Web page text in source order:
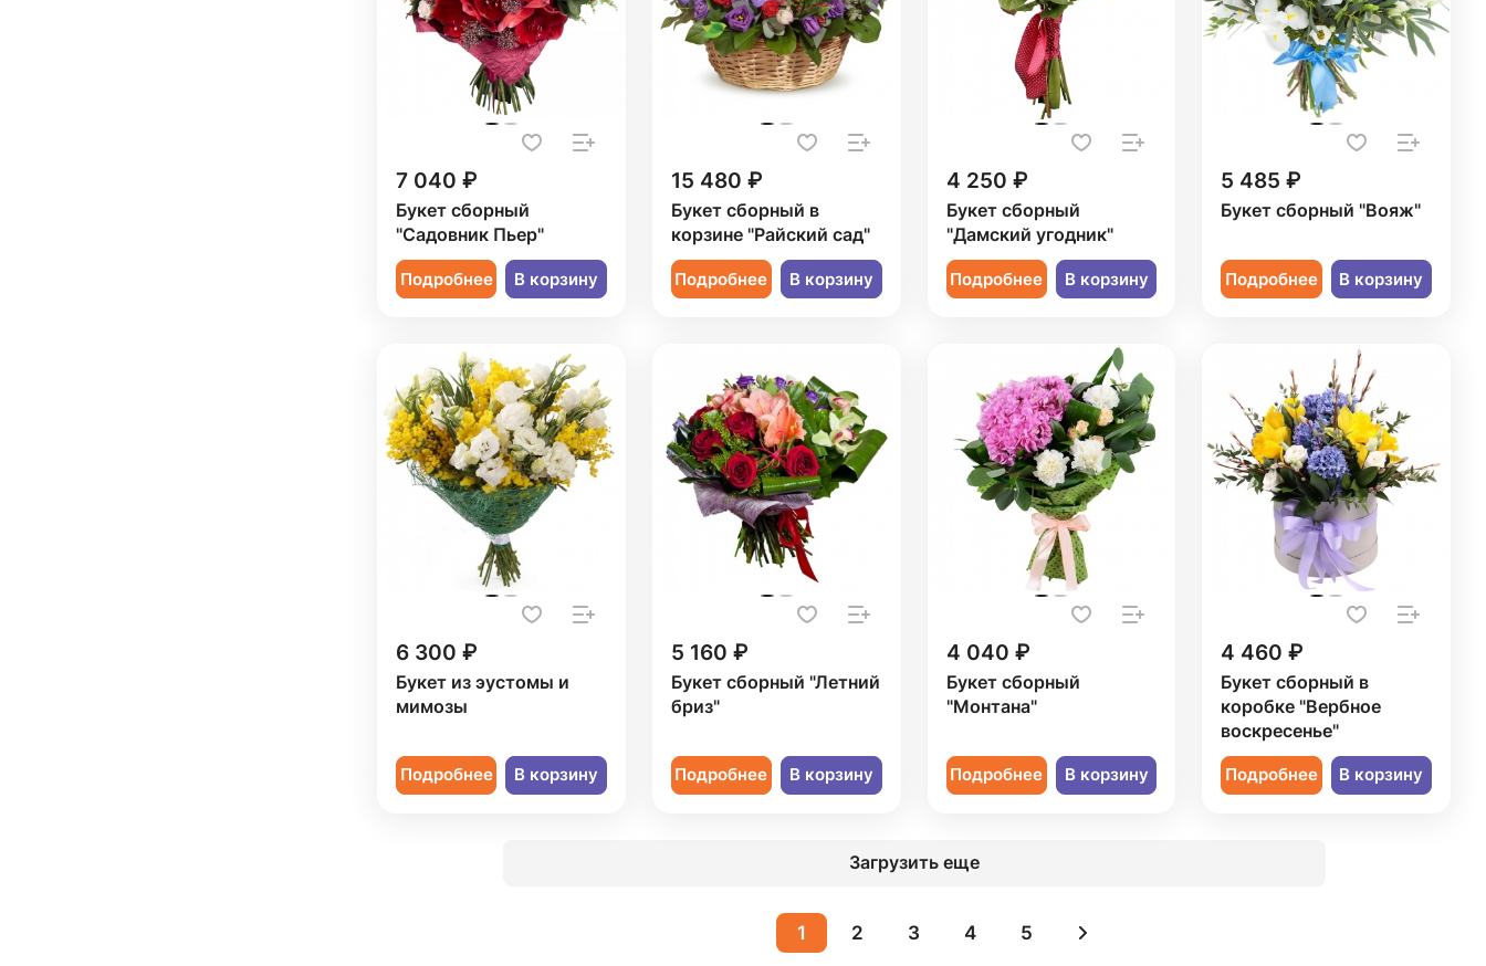
7 040 ₽
Букет сборный
"Садовник Пьер"
Подробнее В корзину
15 480 ₽
Букет сборный в
корзине "Райский сад"
Подробнее В корзину
4 250 ₽
Букет сборный
"Дамский угодник"
Подробнее В корзину
5 485 ₽
Букет сборный "Вояж"
Подробнее В корзину
6 300 ₽
Букет из эустомы и
мимозы
Подробнее В корзину
5 160 ₽
Букет сборный "Летний
бриз"
Подробнее В корзину
4 040 ₽
Букет сборный
"Монтана"
Подробнее В корзину
4 460 ₽
Букет сборный в
коробке "Вербное
воскресенье"
Подробнее В корзину
Загрузить еще
1 2 3 4 5